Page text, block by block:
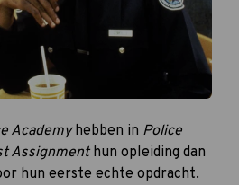
Academyhebben in Police
Assignmenthun opleiding dan
hun eerste echte opdracht.